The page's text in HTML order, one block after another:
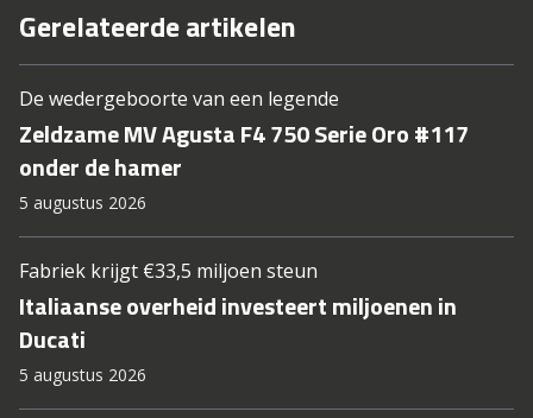
Gerelateerde artikelen
De wedergeboorte van een legende
Zeldzame MV Agusta F4 750 Serie Oro #117
onder de hamer
5 augustus 2026
Fabriek krijgt €33,5 miljoen steun
Italiaanse overheid investeert miljoenen in
Ducati
5 augustus 2026